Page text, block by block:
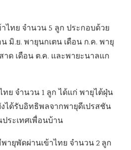
ไทย จำนวน 5 ลูก ประกอบด้วย
มิ.ย. พายุนกเตน เดือน ก.ค. พายุ
าด เดือน ต.ค. และพายะนาลแก
ทย จำนวน 1 ลูก ได้แก่ พายุไต้ฝุ่น
ได้รับอิทธิพลจากพายุดีเปรสชัน
ระเทศเพื่อนบ้าน
ายุพัดผ่านเข้าไทย จำนวน 2 ลูก